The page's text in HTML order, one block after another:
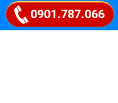
Google map
0901.787.066